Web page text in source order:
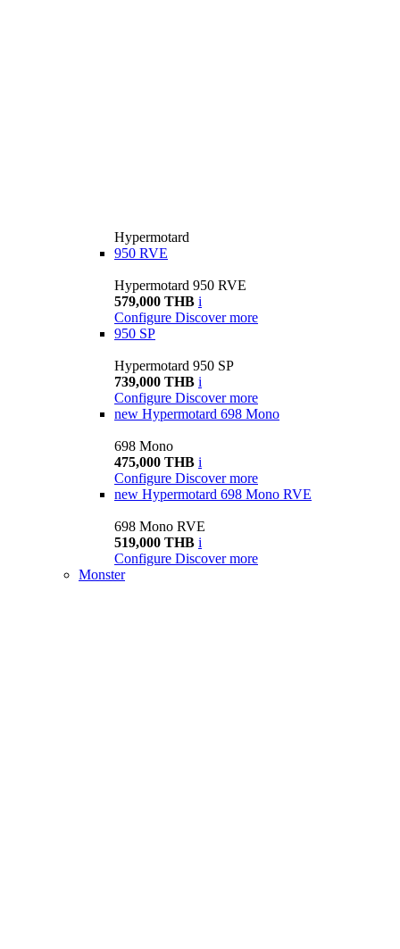
Hypermotard
950 RVE
Hypermotard 950 RVE
579,000 THB i
Configure Discover more
950 SP
Hypermotard 950 SP
739,000 THB i
Configure Discover more
new Hypermotard 698 Mono
698 Mono
475,000 THB i
Configure Discover more
new Hypermotard 698 Mono RVE
698 Mono RVE
519,000 THB i
Configure Discover more
Monster